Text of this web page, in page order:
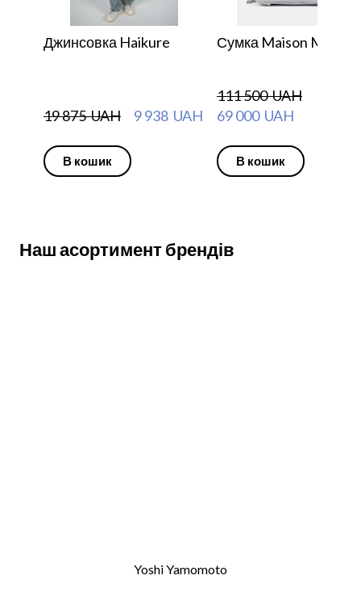
Джинсовка Haikure
19 875  UAH 9 938  UAH
В кошик
Сумка Maison
111 500  UAH
69 000  UAH
В кошик
Наш асортимент брендів
Yoshi Yamomoto